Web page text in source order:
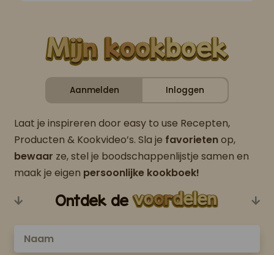
Aanmelden Inloggen
Laat je inspireren door easy to use Recepten,
Producten & Kookvideo’s. Sla je favorietenop,
bewaar ze, stel je boodschappenlijstje samen en
maak je eigen persoonlijke kookboek!
Ontdek de